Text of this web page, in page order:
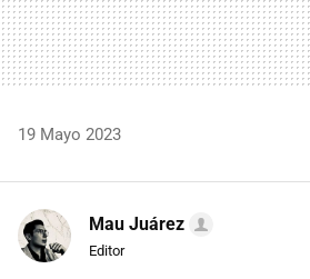
19 Mayo 2023
Mau Juárez
Editor